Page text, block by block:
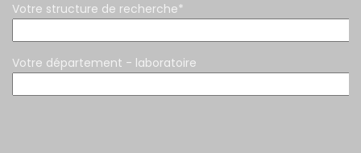
Votre structure de recherche*
Votre département - laboratoire